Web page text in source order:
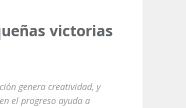
victorias
genera creatividad, y
el progreso ayuda a